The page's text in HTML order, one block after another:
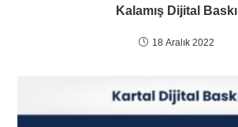
Kalamış Dijital Baskı
18 Aralık 2022